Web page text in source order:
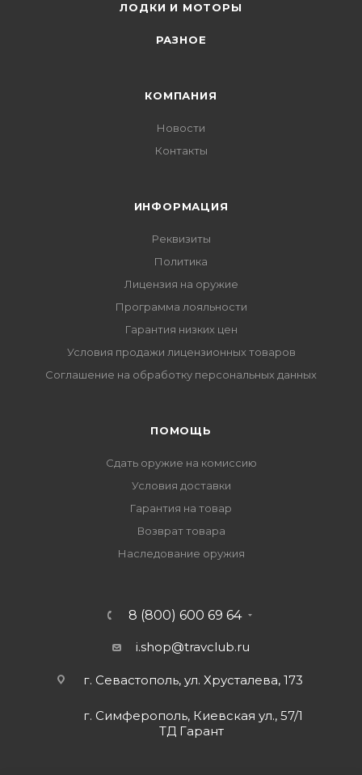
ЛОДКИ И МОТОРЫ
РАЗНОЕ
КОМПАНИЯ
Новости
Контакты
ИНФОРМАЦИЯ
Реквизиты
Политика
Лицензия на оружие
Программа лояльности
Гарантия низких цен
Условия продажи лицензионных товаров
Соглашение на обработку персональных данных
ПОМОЩЬ
Сдать оружие на комиссию
Условия доставки
Гарантия на товар
Возврат товара
Наследование оружия
8 (800) 600 69 64
i.shop@travclub.ru
г. Севастополь, ул. Хрусталева, 173
г. Симферополь, Киевская ул., 57/1
ТД Гарант